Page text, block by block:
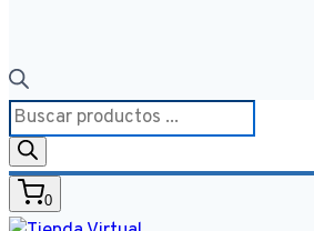
Búsqueda
de
productos
0